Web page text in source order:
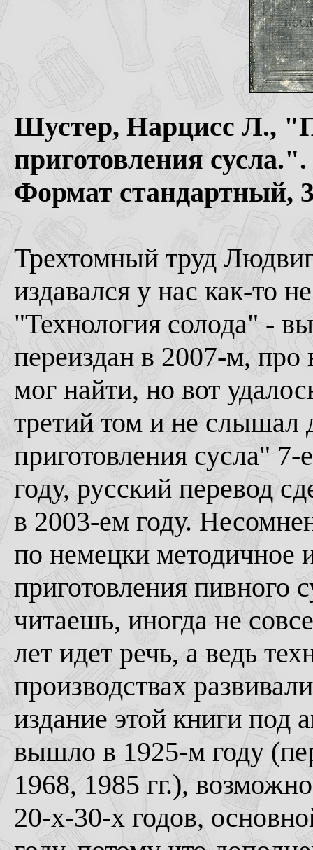
Шустер, Нарцисс Л.,
приготовления
Формат стандартный,
Трехтомный труд
издавался у нас как-то
"Технология солода" -
переиздан в 2007-м,
мог найти, но вот
третий том и не слышал
приготовления сусла"
году, русский перевод
в 2003-ем году.
по немецки методичное
приготовления пивного
читаешь, иногда не
лет идет речь, а ведь
производствах
издание этой книги под
вышло в 1925-м году
1968, 1985 гг.),
20-х-30-х годов,